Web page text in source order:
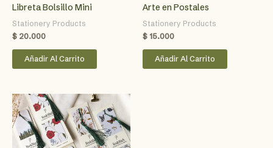
Libreta Bolsillo Mini
Stationery Products
$ 20.000
Añadir Al Carrito
Arte en Postales
Stationery Products
$ 15.000
Añadir Al Carrito